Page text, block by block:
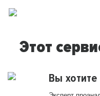
Этот
Вы